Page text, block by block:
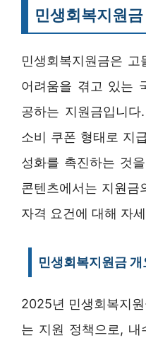
민생회복지원금
민생회복지원금은
어려움을 겪고 있는
공하는 지원금입니
소비 쿠폰 형태로 지
성화를 촉진하는 것
콘텐츠에서는 지원금
자격 요건에 대해 자
민생회복지원금 개
2025년 민생회복지
는 지원 정책으로, 내